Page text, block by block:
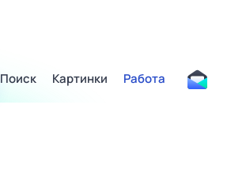
Поиск Картинки Работа